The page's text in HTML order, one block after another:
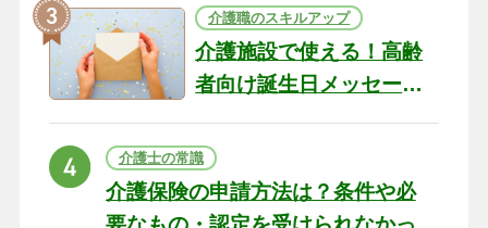
介護職のスキルアップ
介護施設で使える！高齢
者向け誕生日メッセージ
の例文と書き方のポイン
ト
介護士の常識
介護保険の申請方法は？条件や必